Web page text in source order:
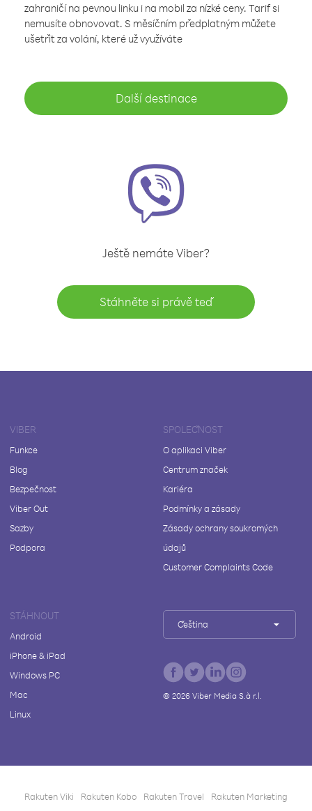
zahraničí na pevnou linku i na mobil za nízké ceny. Tarif si
nemusíte obnovovat. S měsíčním předplatným můžete
ušetřit za volání, které už využíváte
Další destinace
Ještě nemáte Viber?
Stáhněte si právě teď
VIBER
Funkce
Blog
Bezpečnost
Viber Out
Sazby
Podpora
SPOLEČNOST
O aplikaci Viber
Centrum značek
Kariéra
Podmínky a zásady
Zásady ochrany soukromých
údajů
Customer Complaints Code
STÁHNOUT
Android
iPhone & iPad
Windows PC
Mac
Linux
Čeština
© 2026Viber Media S.à r.l.
Rakuten Viki Rakuten Kobo Rakuten Travel Rakuten Marketing